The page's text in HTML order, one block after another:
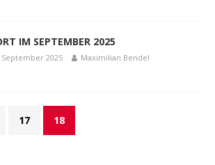
IM SEPTEMBER 2025
September 2025 Maximilian Bendel
17 18